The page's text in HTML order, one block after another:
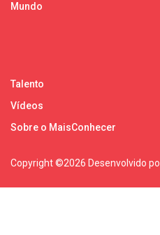
Mundo
Talento
Vídeos
Sobre o MaisConhecer
Copyright ©2026 Desenvolvido